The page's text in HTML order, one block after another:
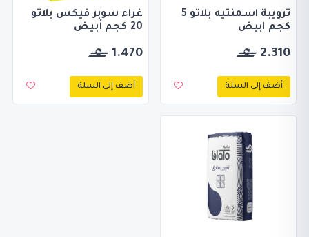
ترويبة اسمنتيه بلاتو 5
كجم ابيض
2.310
أضف إلى السلة
غراء سوبر فيكس بلاتو
20 كجم أبيض
1.470
أضف إلى السلة